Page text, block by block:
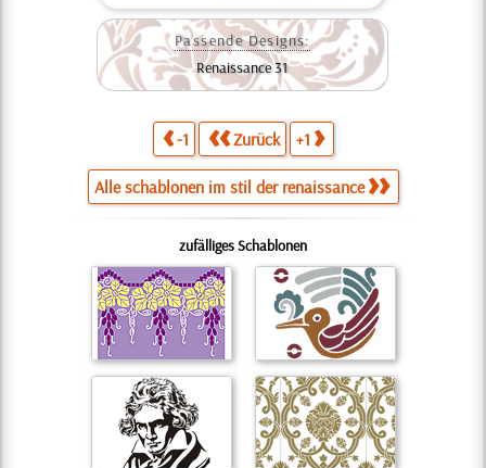
Passende Designs:
Renaissance 31
-1 Zurück +1
Alle schablonen im stil der renaissance
zufälliges Schablonen